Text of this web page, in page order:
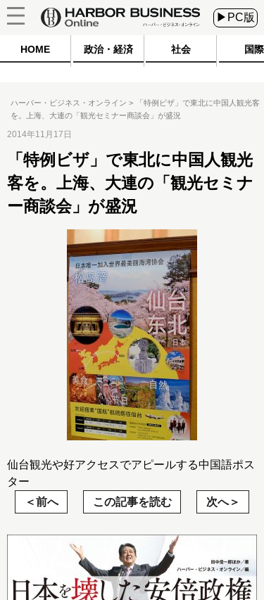
▶PC版
HOME 政治・経済 社会 国際
ハーバー・ビジネス・オンライン
「特例ビザ」で東北に中国人観光客
を。上海、大連の「観光セミナー商談会」が盛況
2014年11月17日
「特例ビザ」で東北に中国人観光
客を。上海、大連の「観光セミナ
ー商談会」が盛況
仙台観光や好アクセスでアピールする中国語ポス
ター
前へ
この記事を読む 次へ